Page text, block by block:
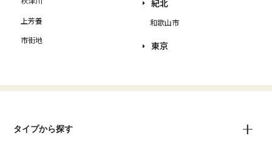
上芳養
市街地
紀北
和歌山市
東京
タイプから探す